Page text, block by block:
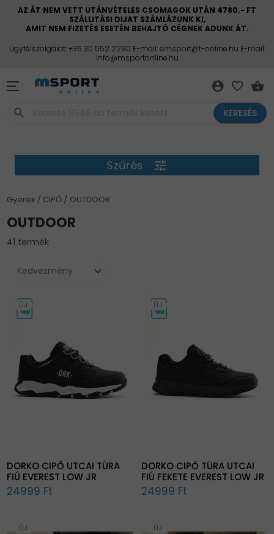
AZ ÁT NEM VETT UTÁNVÉTELES CSOMAGOK UTÁN 4780.- FT
SZÁLLITÁSI DIJAT SZÁMLÁZUNK KI,
AMIT NEM FIZETÉS ESETÉN BEHAJTÓ CÉGNEK ADUNK ÁT.
Ügyfélszolgálat: +36 30 552 2290 E-mail: emsport@t-online.hu E-mail:
info@msportonline.hu
account_circle favorite_border shopping_basket
search KERESÉS
Szűrés tune
Gyerek CIPŐ OUTDOOR
OUTDOOR
41 termék
ÚJ
DORKO CIPŐ UTCAI TÚRA
FIÚ EVEREST LOW JR
24999 Ft
ÚJ
DORKO CIPŐ TÚRA UTCAI
FIÚ FEKETE EVEREST LOW JR
24999 Ft
ÚJ ÚJ